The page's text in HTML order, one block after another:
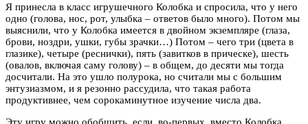
Я принесла в класс игрушечного Колобка и спросила, что у него
одно (голова, нос, рот, улыбка – ответов было много). Потом мы
выяснили, что у Колобка имеется в двойном экземпляре (глаза,
брови, ноздри, ушки, губы зрачки…) Потом – чего три (цвета в
глазике), четыре (реснички), пять (завитков в прическе), шесть
(овалов, включая саму голову) – в общем, до десяти мы тогда
досчитали. На это ушло полурока, но считали мы с большим
энтузиазмом, и я резонно рассудила, что такая работа
продуктивнее, чем сорокаминутное изучение числа два.
Эту игру можно обобщить, если, во-первых, вместо Колобка